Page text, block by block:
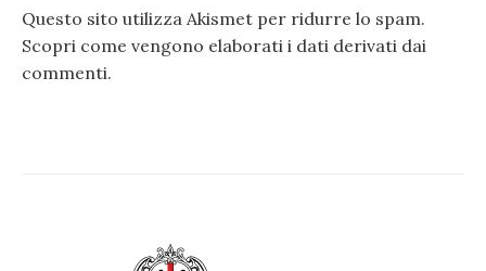
Questo sito utilizza Akismet per ridurre lo spam.
Scopri come vengono elaborati i dati derivati dai
commenti.